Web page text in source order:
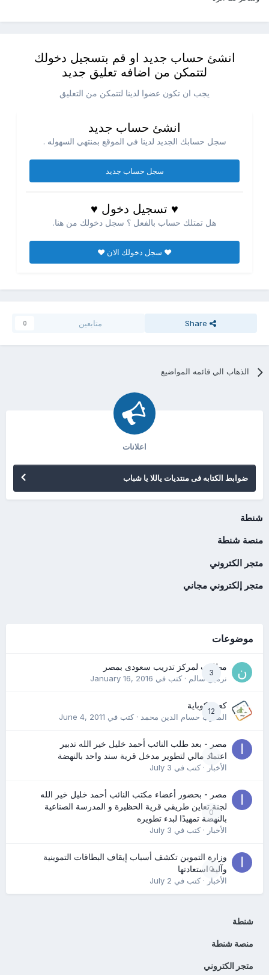
انشئ حساب جديد او قم بتسجيل دخولك
لتتمكن من اضافه تعليق جديد
يجب ان تكون عضوا لدينا لتتمكن من التعليق
انشئ حساب جديد
سجل حسابك الجديد لدينا في الموقع بمنتهي السهوله .
سجل حساب جديد
♥ تسجيل دخول ♥
هل تمتلك حساب بالفعل ؟ سجل دخولك من هنا.
♥ سجل دخولك الان ♥
Share متابعين 0
الذهاب الي قائمه المواضيع
اعلانات
ضوابط الكتابه فى منتديات ياللا يا شباب
شنطة
منصة شنطة
متجر الكتروني
متجر إلكتروني مجاني
موضوعات
3
مطلوب لمركز تدريب سعودى بمصر
نرمين سالم· كتب في January 16, 2016
12
كعب كوباية
المدرب حسام الدين محمد· كتب في June 4, 2011
0
مصر - بعد طلب النائب أحمد خليل خير الله تدبير
اعتماد مالي لتطوير مدخل قرية سند واحد بالنهضة
الأخبار· كتب في July 3
0
مصر - بحضور أعضاء مكتب النائب أحمد خليل خير الله
لجنة تعاين طريقي قرية الحظيرة و المدرسة الصناعية
بالنهضة تمهيدًا لبدء تطويره
الأخبار· كتب في July 3
0
وزارة التموين تكشف أسباب إيقاف البطاقات التموينية
وآلية استعادتها
الأخبار· كتب في July 2
شنطة
منصة شنطة
متجر الكتروني